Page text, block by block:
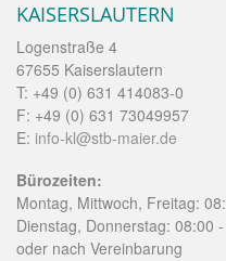
KAISERSLAUTERN
Logenstraße 4
67655 Kaiserslautern
T: +49 (0) 631 414083-0
F: +49 (0) 631 73049957
E: info-kl@stb-maier.de
Bürozeiten:
Montag, Mittwoch, Freitag:
Dienstag, Donnerstag: 08:00
oder nach Vereinbarung